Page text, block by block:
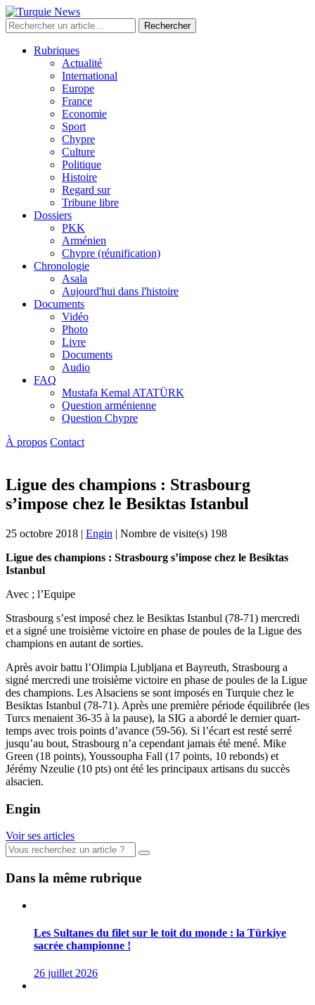
Rechercher
Rubriques
Actualité
International
Europe
France
Economie
Sport
Chypre
Culture
Politique
Histoire
Regard sur
Tribune libre
Dossiers
PKK
Arménien
Chypre (réunification)
Chronologie
Asala
Aujourd'hui dans l'histoire
Documents
Vidéo
Photo
Livre
Documents
Audio
FAQ
Mustafa Kemal ATATÜRK
Question arménienne
Question Chypre
À propos Contact
Ligue des champions : Strasbourg
s’impose chez le Besiktas Istanbul
25 octobre 2018 | Engin | Nombre de visite(s) 198
Ligue des champions : Strasbourg s’impose chez le Besiktas
Istanbul
Avec ; l’Equipe
Strasbourg s’est imposé chez le Besiktas Istanbul (78-71) mercredi
et a signé une troisième victoire en phase de poules de la Ligue des
champions en autant de sorties.
Après avoir battu l’Olimpia Ljubljana et Bayreuth, Strasbourg a
signé mercredi une troisième victoire en phase de poules de la Ligue
des champions. Les Alsaciens se sont imposés en Turquie chez le
Besiktas Istanbul (78-71). Après une première période équilibrée (les
Turcs menaient 36-35 à la pause), la SIG a abordé le dernier quart-
temps avec trois points d’avance (59-56). Si l’écart est resté serré
jusqu’au bout, Strasbourg n’a cependant jamais été mené. Mike
Green (18 points), Youssoupha Fall (17 points, 10 rebonds) et
Jérémy Nzeulie (10 pts) ont été les principaux artisans du succès
alsacien.
Engin
Voir ses articles
Dans la même rubrique
Les Sultanes du filet sur le toit du monde : la Türkiye
sacrée championne !
26 juillet 2026